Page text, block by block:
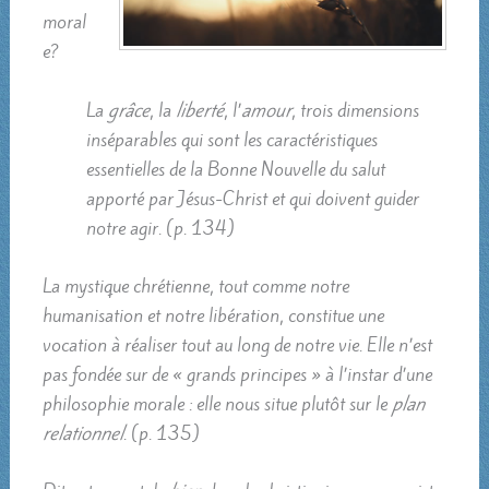
moral
e?
La grâce, la liberté, l’amour, trois dimensions
inséparables qui sont les caractéristiques
essentielles de la Bonne Nouvelle du salut
apporté par Jésus-Christ et qui doivent guider
notre agir. (p. 134)
La mystique chrétienne, tout comme notre
humanisation et notre libération, constitue une
vocation à réaliser tout au long de notre vie. Elle n’est
pas fondée sur de « grands principes » à l’instar d’une
philosophie morale : elle nous situe plutôt sur le plan
relationnel. (p. 135)